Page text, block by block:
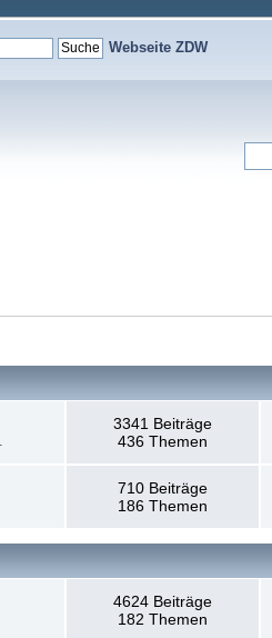
Webseite ZDW
3341 Beiträge
436 Themen
710 Beiträge
186 Themen
4624 Beiträge
182 Themen